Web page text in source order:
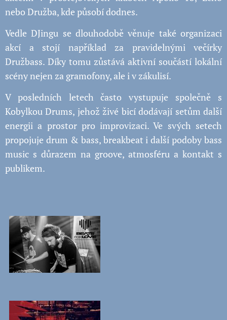
nebo Družba, kde působí dodnes.
Vedle DJingu se dlouhodobě věnuje také organizaci
akcí a stojí například za pravidelnými večírky
Družbass. Díky tomu zůstává aktivní součástí lokální
scény nejen za gramofony, ale i v zákulisí.
V posledních letech často vystupuje společně s
Kobylkou Drums, jehož živé bicí dodávají setům další
energii a prostor pro improvizaci. Ve svých setech
propojuje drum & bass, breakbeat i další podoby bass
music s důrazem na groove, atmosféru a kontakt s
publikem.